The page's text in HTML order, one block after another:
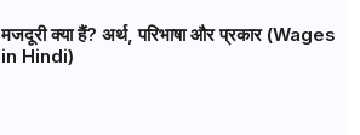
मजदूरी क्या हैं? अर्थ, परिभाषा और प्रकार (Wages
in Hindi)